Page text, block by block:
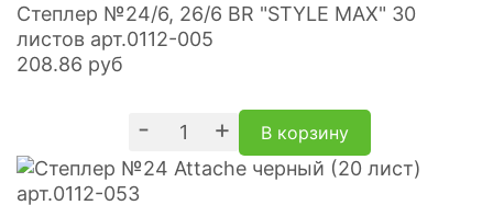
Степлер №24/6, 26/6 BR "STYLE MAX" 30
листов арт.0112-005
208.86 руб
- + В корзину